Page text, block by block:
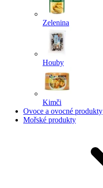
Zelenina
Houby
Kimči
Ovoce a ovocné produkty
Mořské produkty